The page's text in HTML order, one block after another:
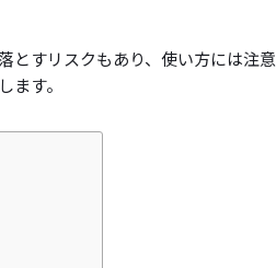
とすリスクもあり、使い方には注意
す。